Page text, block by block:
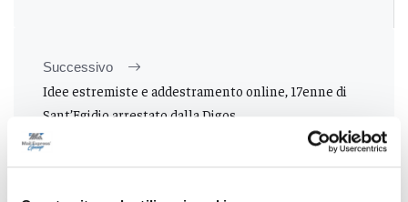
Successivo
Idee estremiste e addestramento online, 17enne di
Sant’Egidio arrestato dalla Digos